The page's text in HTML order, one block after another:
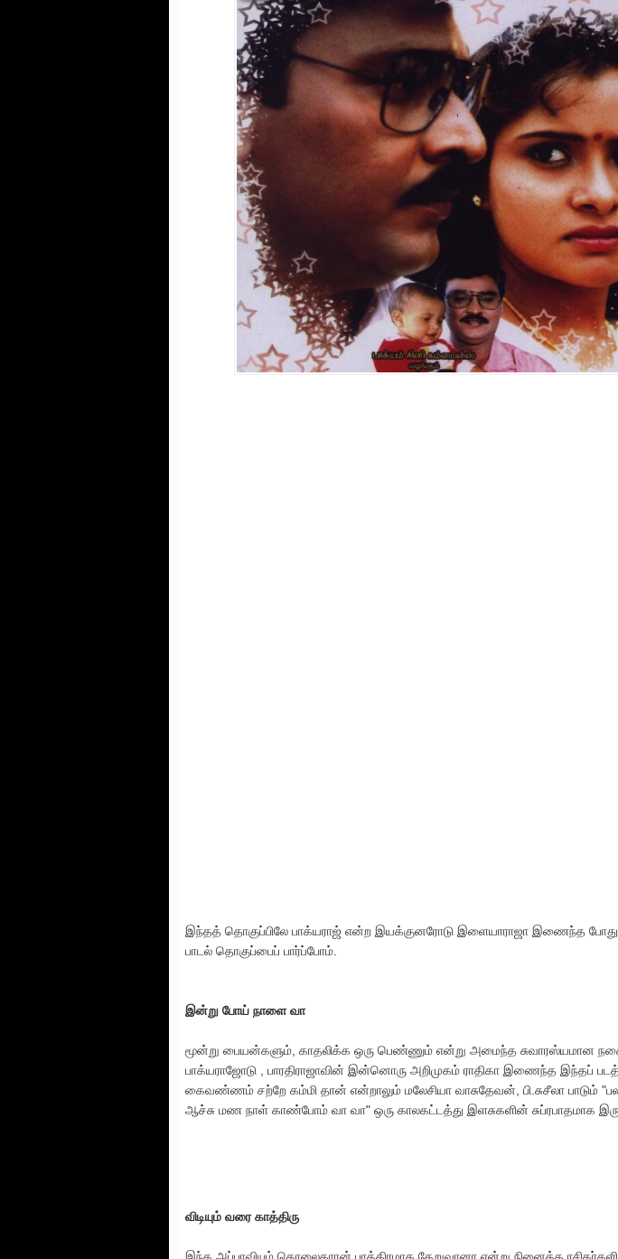
இந்தத் தொகுப்பிலே பாக்யராஜ் என்ற இயக்குனரோடு இளையாராஜா இணைந்த போது
பாடல் தொகுப்பைப் பார்ப்போம்.
இன்று போய் நாளை வா
மூன்று பையன்களும், காதலிக்க ஒரு பெண்ணும் என்று அமைந்த சுவாரஸ்யமான
பாக்யராஜோடு , பாரதிராஜாவின் இன்னொரு அறிமுகம் ராதிகா இணைந்த இந்தப்
கைவண்ணம் சற்றே கம்மி தான் என்றாலும் மலேசியா வாசுதேவன், பி.சுசீலா பாடும்
ஆச்சு மண நாள் காண்போம் வா வா" ஒரு காலகட்டத்து இளசுகளின் சுப்ரபாதமாக
விடியும் வரை காத்திரு